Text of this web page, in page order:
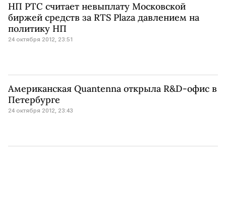
НП РТС считает невыплату Московской
биржей средств за RTS Plaza давлением на
политику НП
24 октября 2012, 23:51
Американская Quantenna открыла R&D-офис в
Петербурге
24 октября 2012, 23:43